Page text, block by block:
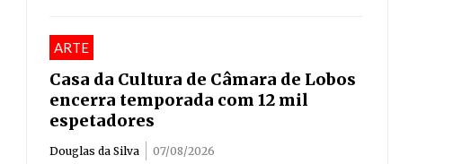
ARTE
Casa da Cultura de Câmara de Lobos
encerra temporada com 12 mil
espetadores
Douglas da Silva 07/08/2026